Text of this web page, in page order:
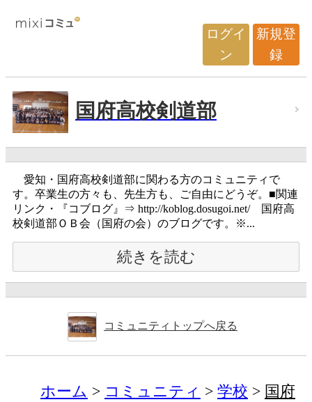
ログイ
ン
新規登
録
国府高校剣道部
愛知・国府高校剣道部に関わる方のコミュニティで
す。卒業生の方々も、先生方も、ご自由にどうぞ。■関連
リンク・『コブログ』⇒ http://koblog.dosugoi.net/ 国府高
校剣道部ＯＢ会（国府の会）のブログです。※...
続きを読む
コミュニティトップへ戻る
ホーム コミュニティ 学校
国府